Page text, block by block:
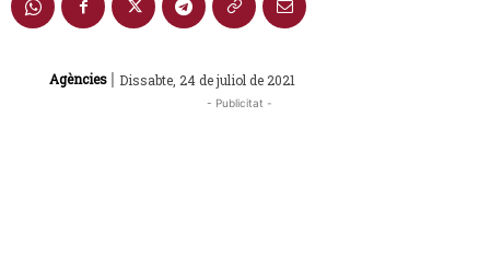
Agències | Dissabte, 24 de juliol de 2021
- Publicitat -